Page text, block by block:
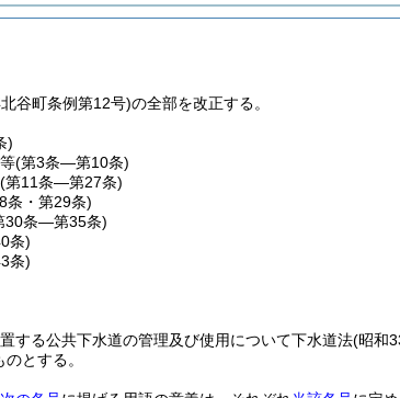
谷町条例第12号)の全部を改正する。
)
(第3条―第10条)
(第11条―第27条)
条・第29条)
30条―第35条)
条)
条)
する公共下水道の管理及び使用について下水道法(昭和
とする。